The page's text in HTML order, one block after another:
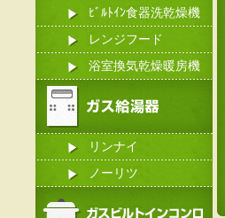
ﾋﾞﾙﾄｲﾝ食器洗乾燥機
レンジフード
浴室換気乾燥暖房機
リンナイ
ノーリツ